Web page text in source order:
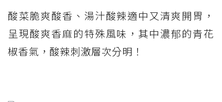
酸菜脆爽酸香、湯汁酸辣適中又清爽開胃，
呈現酸爽香麻的特殊風味，其中濃郁的青花
椒香氣，酸辣刺激層次分明！